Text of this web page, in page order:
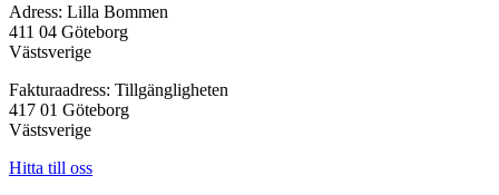
Adress: Lilla Bommen
411 04 Göteborg
Västsverige
Fakturaadress: Tillgängligheten
417 01 Göteborg
Västsverige
Hitta till oss